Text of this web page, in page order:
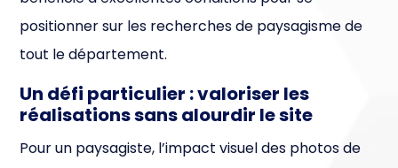
positionner sur les recherches de paysagisme de
tout le département.
Un défi particulier : valoriser les
réalisations sans alourdir le site
Pour un paysagiste, l’impact visuel des photos de